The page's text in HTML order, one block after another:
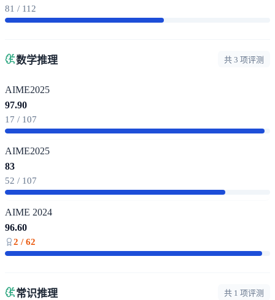
81 / 112
数学推理 共 3 项评测
AIME2025
97.90
17 / 107
AIME2025
83
52 / 107
AIME 2024
96.60
2 / 62
常识推理 共 1 项评测